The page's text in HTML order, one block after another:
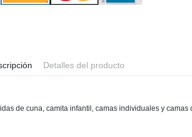
Detalles del producto
de cuna, camita infantil, camas individuales y camas